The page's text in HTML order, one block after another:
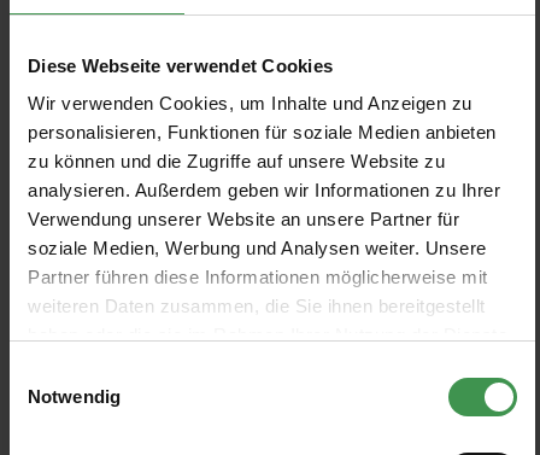
Diese Webseite verwendet Cookies
Wir verwenden Cookies, um Inhalte und Anzeigen zu
personalisieren, Funktionen für soziale Medien anbieten
zu können und die Zugriffe auf unsere Website zu
analysieren. Außerdem geben wir Informationen zu Ihrer
Verwendung unserer Website an unsere Partner für
soziale Medien, Werbung und Analysen weiter. Unsere
Partner führen diese Informationen möglicherweise mit
weiteren Daten zusammen, die Sie ihnen bereitgestellt
Notwendig
PRODUKTE FILTERN
Keine Produkte gefunden.